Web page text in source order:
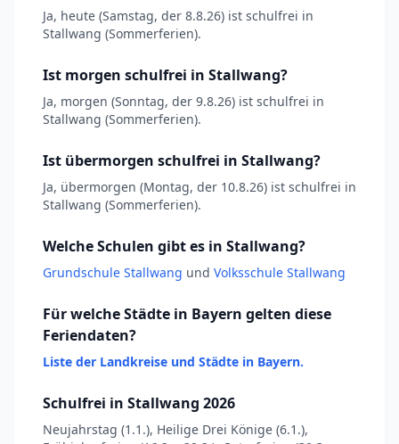
Ja, heute (Samstag, der 8.8.26) ist schulfrei in
Stallwang (Sommerferien).
Ist morgen schulfrei in Stallwang?
Ja, morgen (Sonntag, der 9.8.26) ist schulfrei in
Stallwang (Sommerferien).
Ist übermorgen schulfrei in Stallwang?
Ja, übermorgen (Montag, der 10.8.26) ist schulfrei in
Stallwang (Sommerferien).
Welche Schulen gibt es in Stallwang?
Grundschule Stallwang und Volksschule Stallwang
Für welche Städte in Bayern gelten diese
Feriendaten?
Liste der Landkreise und Städte in Bayern.
Schulfrei in Stallwang 2026
Neujahrstag (1.1.), Heilige Drei Könige (6.1.),